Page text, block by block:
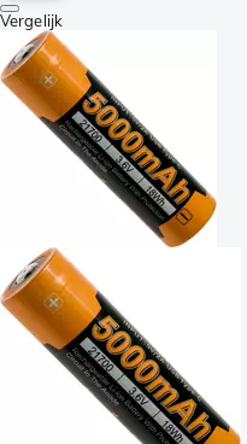
Vergelijk